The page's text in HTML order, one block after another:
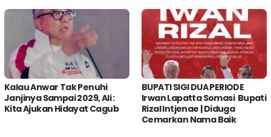
Kalau Anwar Tak Penuhi
Janjinya Sampai 2029, Ali :
Kita Ajukan Hidayat Cagub
BUPATI SIGI DUA PERIODE
Irwan Lapatta Somasi Bupati
Rizal Intjenae | Diduga
Cemarkan Nama Baik